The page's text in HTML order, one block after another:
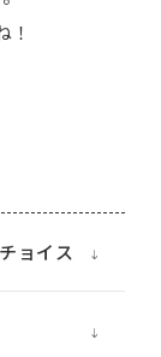
！
ョイス